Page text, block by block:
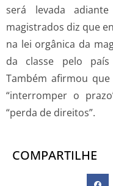
será levada
magistrados diz que
na lei orgânica da
da classe pelo país
Também afirmou
“interromper o
“perda de direitos”.
COMPARTILHE